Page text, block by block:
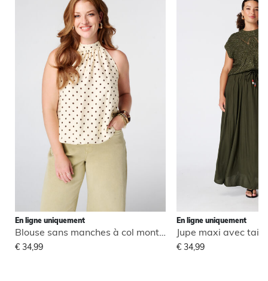
En ligne uniquement
€ 34,99
En ligne uniquement
Jupe maxi avec
€ 34,99